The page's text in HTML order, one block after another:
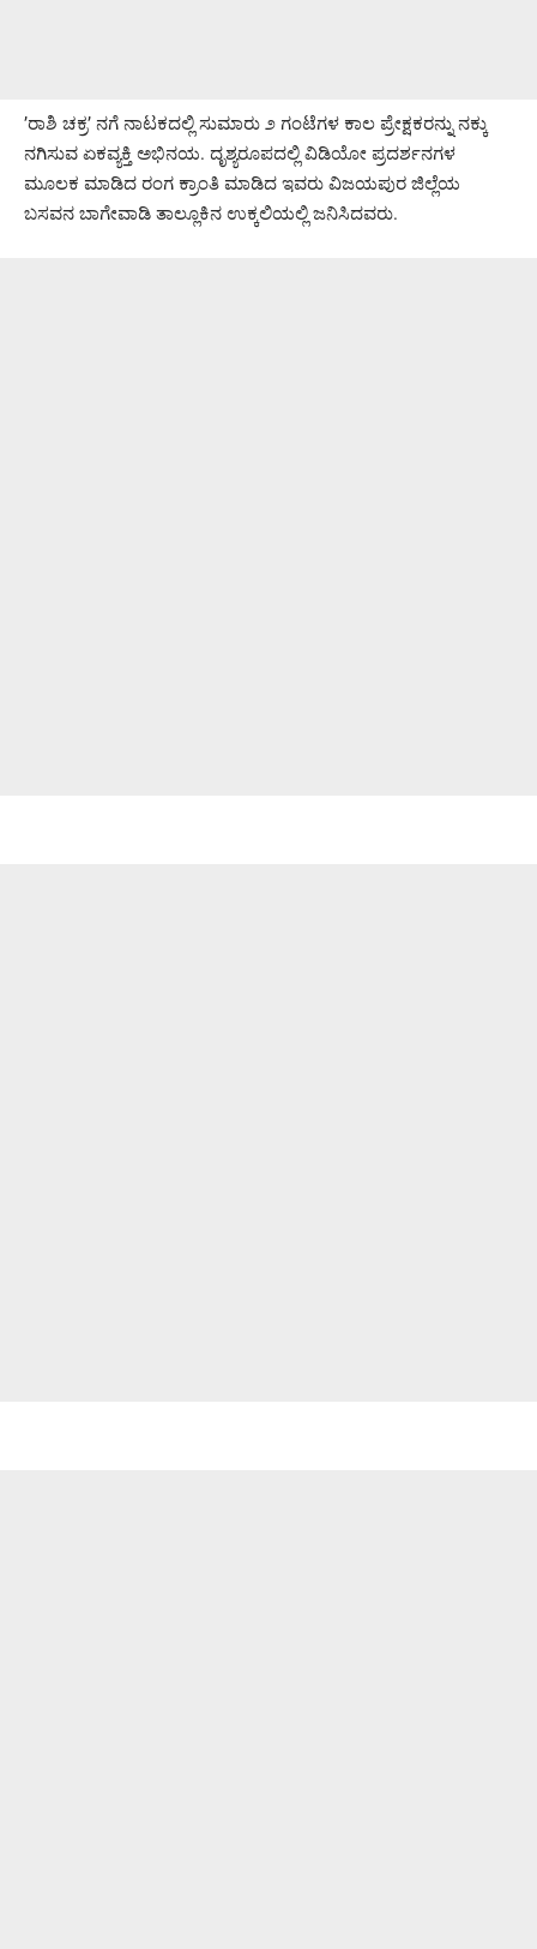
’ರಾಶಿ ಚಕ್ರ’ ನಗೆ ನಾಟಕದಲ್ಲಿ ಸುಮಾರು ೨ ಗಂಟೆಗಳ ಕಾಲ ಪ್ರೇಕ್ಷಕರನ್ನು ನಕ್ಕು
ನಗಿಸುವ ಏಕವ್ಯಕ್ತಿ ಅಭಿನಯ. ದೃಶ್ಯರೂಪದಲ್ಲಿ ವಿಡಿಯೋ ಪ್ರದರ್ಶನಗಳ
ಮೂಲಕ ಮಾಡಿದ ರಂಗ ಕ್ರಾಂತಿ ಮಾಡಿದ ಇವರು ವಿಜಯಪುರ ಜಿಲ್ಲೆಯ
ಬಸವನ ಬಾಗೇವಾಡಿ ತಾಲ್ಲೂಕಿನ ಉಕ್ಕಲಿಯಲ್ಲಿ ಜನಿಸಿದವರು.